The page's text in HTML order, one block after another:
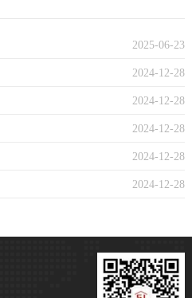
2025-06-23
2024-12-28
2024-12-28
2024-12-28
2024-12-28
2024-12-28